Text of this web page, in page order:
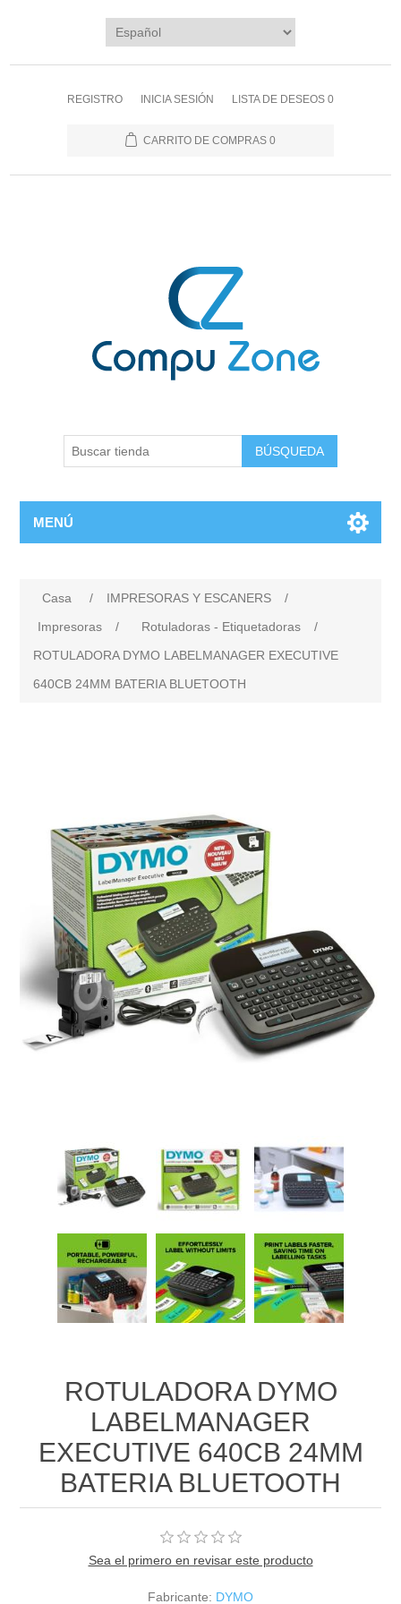
REGISTRO INICIA SESIÓN LISTA DE DESEOS 0
CARRITO DE COMPRAS 0
BÚSQUEDA
MENÚ
Casa / IMPRESORAS Y ESCANERS
/
Impresoras
/ Rotuladoras - Etiquetadoras
/
ROTULADORA DYMO LABELMANAGER EXECUTIVE
640CB 24MM BATERIA BLUETOOTH
ROTULADORA DYMO
LABELMANAGER
EXECUTIVE 640CB 24MM
BATERIA BLUETOOTH
Sea el primero en revisar este producto
Fabricante: DYMO